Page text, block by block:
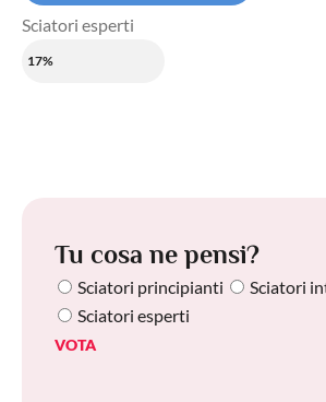
Sciatori esperti
17%
Tu cosa ne pensi?
Sciatori principianti
Sciatori
Sciatori esperti
VOTA